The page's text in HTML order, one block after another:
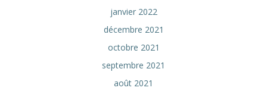
janvier 2022
décembre 2021
octobre 2021
septembre 2021
août 2021